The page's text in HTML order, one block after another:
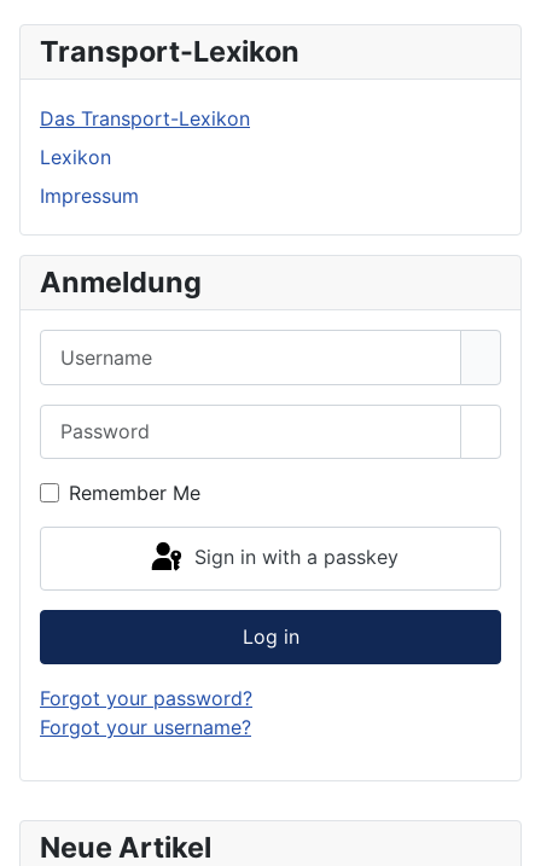
Neue Artikel
Transport-Lexikon
Das Transport-Lexikon
Lexikon
Impressum
Anmeldung
Remember Me
Sign in with a passkey
Log in
Forgot your password?
Forgot your username?